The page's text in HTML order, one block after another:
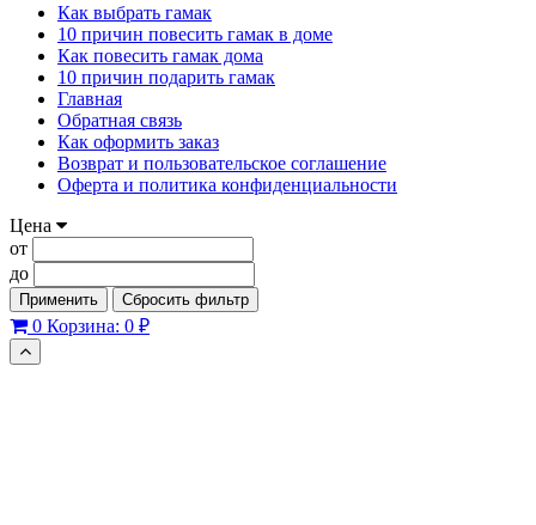
Как выбрать гамак
10 причин повесить гамак в доме
Как повесить гамак дома
10 причин подарить гамак
Главная
Обратная связь
Как оформить заказ
Возврат и пользовательское соглашение
Оферта и политика конфиденциальности
Цена
от
до
Применить Сбросить фильтр
0 Корзина: 0 ₽